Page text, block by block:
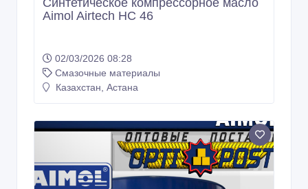
Синтетическое компрессорное масло
Aimol Airtech HC 46
02/03/2026 08:28
Смазочные материалы
Казахстан, Астана